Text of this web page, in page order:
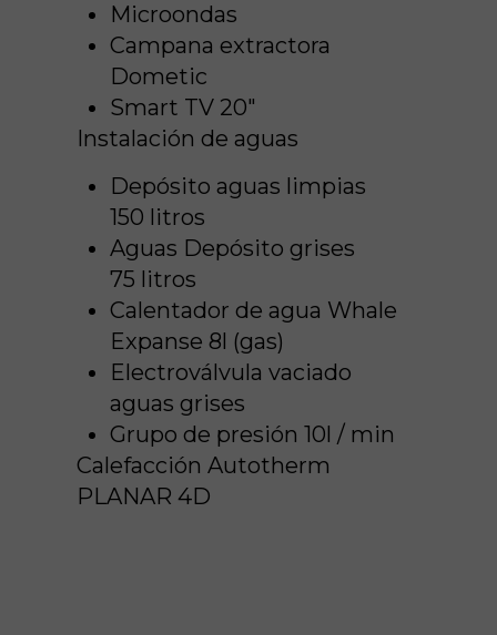
Microondas
Campana extractora
Dometic
Smart TV 20"
Instalación de aguas
Depósito aguas limpias
150 litros
Aguas Depósito grises
75 litros
Calentador de agua Whale
Expanse 8l (gas)
Electroválvula vaciado
aguas grises
Grupo de presión 10l / min
Calefacción Autotherm
PLANAR 4D